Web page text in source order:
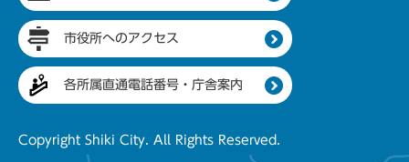
市役所へのアクセス
各所属直通電話番号・庁舎案内
Copyright Shiki City. All Rights Reserved.